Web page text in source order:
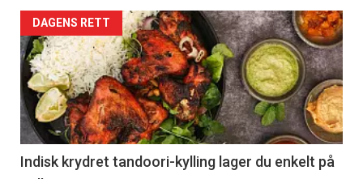
DAGENS RETT
Indisk krydret tandoori-kylling lager du enkelt på